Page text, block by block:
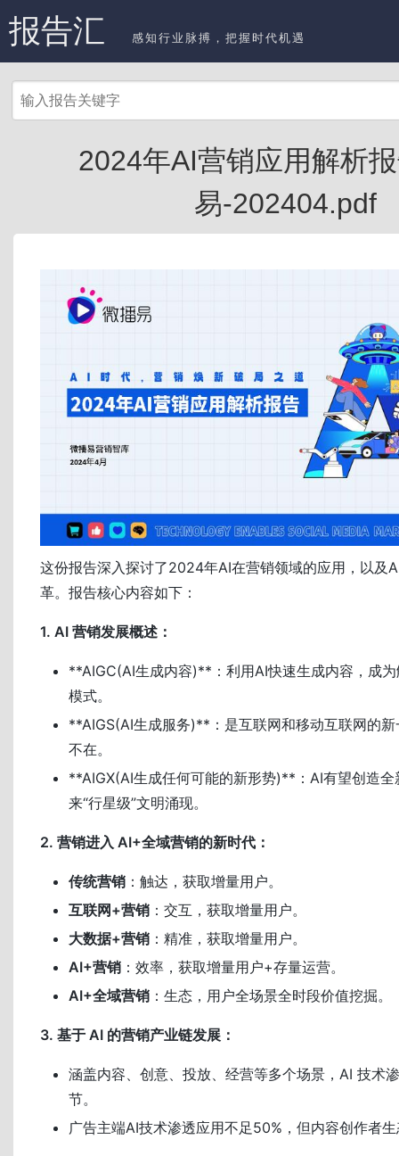
报告汇 感知行业脉搏，把握时代机遇
2024年AI营销应用解析
易-202404.pdf
这份报告深入探讨了2024年AI在营销领域的应用，以及
革。报告核心内容如下：
1. AI 营销发展概述：
**AIGC(AI生成内容)**：利用AI快速生成内容，成
模式。
**AIGS(AI生成服务)**：是互联网和移动互联网的
不在。
**AIGX(AI生成任何可能的新形势)**：AI有望创造全
来“行星级”文明涌现。
2. 营销进入 AI+全域营销的新时代：
传统营销 ：触达，获取增量用户。
互联网+营销 ：交互，获取增量用户。
大数据+营销 ：精准，获取增量用户。
AI+营销 ：效率，获取增量用户+存量运营。
AI+全域营销 ：生态，用户全场景全时段价值挖掘。
3. 基于 AI 的营销产业链发展：
涵盖内容、创意、投放、经营等多个场景，AI 技术
节。
广告主端AI技术渗透应用不足50%，但内容创作者